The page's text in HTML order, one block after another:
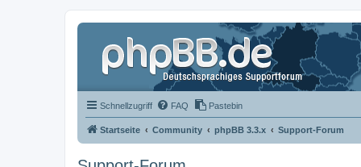
Schnellzugriff FAQ Pastebin
Startseite Community phpBB 3.3.x Support-Forum